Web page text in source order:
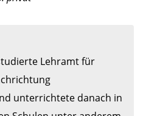
Lehramt für
unterrichtete danach in